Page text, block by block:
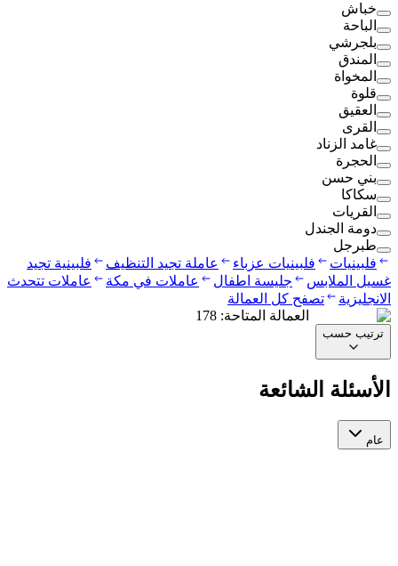
خباش
الباحة
بلجرشي
المندق
المخواة
قلوة
العقيق
القرى
غامد الزناد
الحجرة
بني حسن
سكاكا
القريات
دومة الجندل
طبرجل
فلبينيات
فلبينيات عزباء عاملة تجيد التنظيف
فلبينية تجيد
غسيل الملابس
جليسة اطفال عاملات في مكة
عاملات تتحدث
الانجليزية
تصفح كل العمالة
العمالة المتاحة:
178
ترتيب حسب
الأسئلة الشائعة
عام